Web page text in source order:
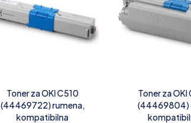
Toner za OKI C510
(44469722) rumena,
kompatibilna
Toner za OKI
(44469804)